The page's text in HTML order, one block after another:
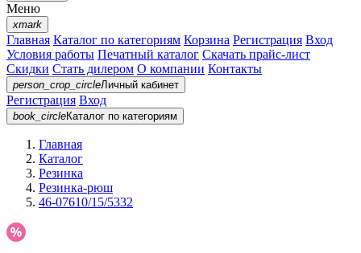
Меню
xmark
Главная Каталог по категориям Корзина Регистрация Вход
Условия работы Печатный каталог Скачать прайс-лист
Скидки Стать дилером О компании Контакты
person_crop_circleЛичный кабинет
Регистрация Вход
book_circleКаталог по категориям
Главная
Каталог
Резинка
Резинка-рюш
46-07610/15/5332